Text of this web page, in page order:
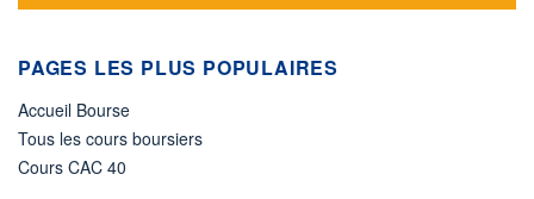
PAGES LES PLUS POPULAIRES
Accueil Bourse
Tous les cours boursiers
Cours CAC 40